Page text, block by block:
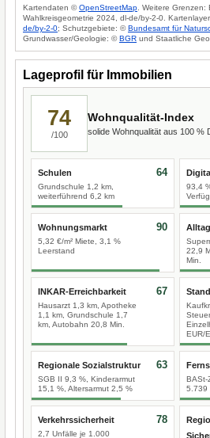
Kartendaten ©OpenStreetMap . Weitere
Wahlkreisgeometrie 2024, dl-de/by-2-0.
de/by-2-0; Schutzgebiete: ©Bundesamt für
Grundwasser/Geologie: ©BGR und Staatliche
Lageprofil für Immobilien
74
/100
Wohnqualität-Index
solide Wohnqualität aus 100 %
Schulen
Grundschule 1,2 km,
weiterführend 6,2 km
64
93,4
Wohnungsmarkt
5,32 €/m² Miete, 3,1 %
Leerstand
90
22,9
Min.
INKAR-Erreichbarkeit
Hausarzt 1,3 km, Apotheke
1,1 km, Grundschule 1,7
km, Autobahn 20,8 Min.
67
EUR/
Regionale Sozialstruktur
SGB II 9,3 %, Kinderarmut
15,1 %, Altersarmut 2,5 %
63
BASt-
5.739
Verkehrssicherheit
2,7 Unfälle je 1.000
78